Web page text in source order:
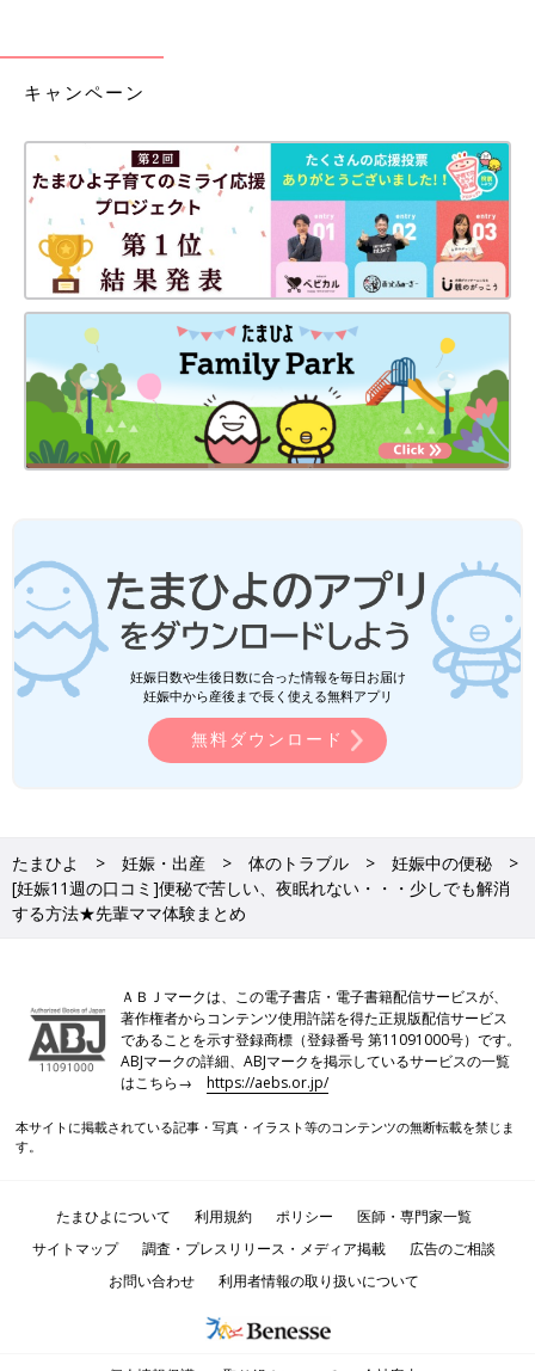
キャンペーン
妊娠日数や生後日数に合った情報を毎日お届け
妊娠中から産後まで長く使える無料アプリ
無料ダウンロード
たまひよ 妊娠・出産 体のトラブル
妊娠中の便秘
[妊娠11週の口コミ]便秘で苦しい、夜眠れない・・・少しでも解消
する方法★先輩ママ体験まとめ
ＡＢＪマークは、この電子書店・電子書籍配信サービスが、
著作権者からコンテンツ使用許諾を得た正規版配信サービス
であることを示す登録商標（登録番号 第11091000号）です。
ABJマークの詳細、ABJマークを掲示しているサービスの一覧
はこちら→https://aebs.or.jp/
本サイトに掲載されている記事・写真・イラスト等のコンテンツの無断転載を禁じま
す。
たまひよについて 利用規約 ポリシー
医師・専門家一覧
サイトマップ
調査・プレスリリース・メディア掲載
広告のご相談
お問い合わせ
利用者情報の取り扱いについて